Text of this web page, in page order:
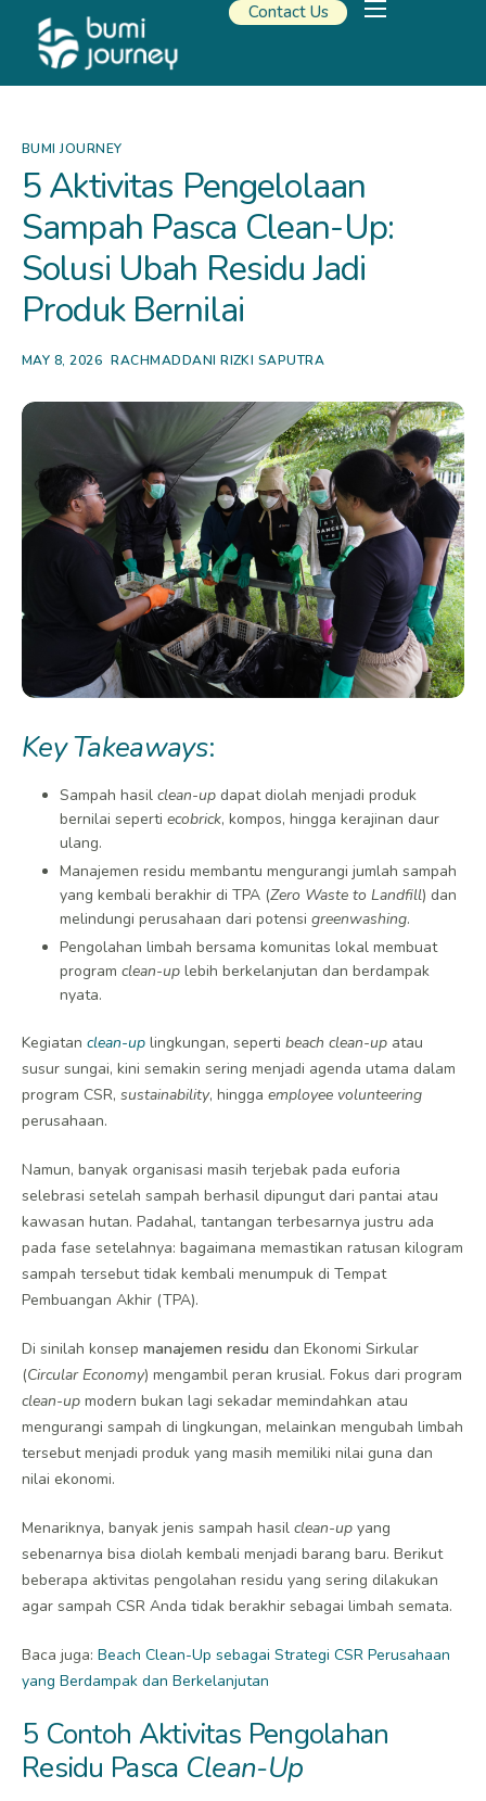
Our Solutions
Travel Resources
Contact Us
BUMI JOURNEY
5 Aktivitas Pengelolaan
Sampah Pasca Clean-Up:
Solusi Ubah Residu Jadi
Produk Bernilai
MAY 8, 2026 RACHMADDANI RIZKI SAPUTRA
Key Takeaways:
Sampah hasil clean-up dapat diolah menjadi produk
bernilai seperti ecobrick, kompos, hingga kerajinan daur
ulang.
Manajemen residu membantu mengurangi jumlah sampah
yang kembali berakhir di TPA (Zero Waste to Landfill) dan
melindungi perusahaan dari potensi greenwashing.
Pengolahan limbah bersama komunitas lokal membuat
program clean-up lebih berkelanjutan dan berdampak
nyata.
Kegiatan clean-up lingkungan, seperti beach clean-up atau
susur sungai, kini semakin sering menjadi agenda utama dalam
program CSR, sustainability, hingga employee volunteering
perusahaan.
Namun, banyak organisasi masih terjebak pada euforia
selebrasi setelah sampah berhasil dipungut dari pantai atau
kawasan hutan. Padahal, tantangan terbesarnya justru ada
pada fase setelahnya: bagaimana memastikan ratusan kilogram
sampah tersebut tidak kembali menumpuk di Tempat
Pembuangan Akhir (TPA).
Di sinilah konsep manajemen residu dan Ekonomi Sirkular
(Circular Economy) mengambil peran krusial. Fokus dari program
clean-up modern bukan lagi sekadar memindahkan atau
mengurangi sampah di lingkungan, melainkan mengubah limbah
tersebut menjadi produk yang masih memiliki nilai guna dan
nilai ekonomi.
Menariknya, banyak jenis sampah hasil clean-up yang
sebenarnya bisa diolah kembali menjadi barang baru. Berikut
beberapa aktivitas pengolahan residu yang sering dilakukan
agar sampah CSR Anda tidak berakhir sebagai limbah semata.
Baca juga: Beach Clean-Up sebagai Strategi CSR Perusahaan
yang Berdampak dan Berkelanjutan
5 Contoh Aktivitas Pengolahan
Residu Pasca Clean-Up